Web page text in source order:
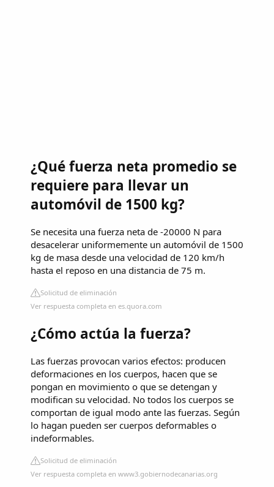
¿Qué fuerza neta promedio se
requiere para llevar un
automóvil de 1500 kg?
Se necesita una fuerza neta de -20000 N para
desacelerar uniformemente un automóvil de 1500
kg de masa desde una velocidad de 120 km/h
hasta el reposo en una distancia de 75 m.
Solicitud de eliminación
Ver respuesta completa en es.quora.com
¿Cómo actúa la fuerza?
Las fuerzas provocan varios efectos: producen
deformaciones en los cuerpos, hacen que se
pongan en movimiento o que se detengan y
modifican su velocidad. No todos los cuerpos se
comportan de igual modo ante las fuerzas. Según
lo hagan pueden ser cuerpos deformables o
indeformables.
Solicitud de eliminación
Ver respuesta completa en www3.gobiernodecanarias.org